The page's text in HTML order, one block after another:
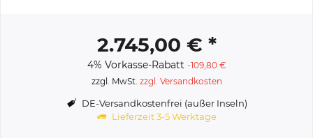
2.745,00 € *
4% Vorkasse-Rabatt -109,80 €
zzgl. MwSt. zzgl. Versandkosten
DE-Versandkostenfrei (außer Inseln)
Lieferzeit 3-5 Werktage